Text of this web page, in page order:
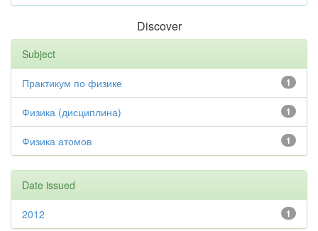
Discover
Subject
1
Практикум по физике
1
Физика (дисциплина)
1
Физика атомов
Date issued
1
2012